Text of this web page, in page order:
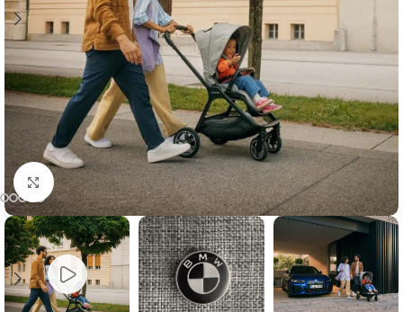
Clicca per ingrandire